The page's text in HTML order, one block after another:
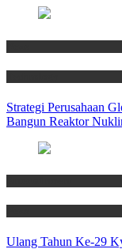
Strategi Perusahaan
Bangun Reaktor
Ulang Tahun Ke-29